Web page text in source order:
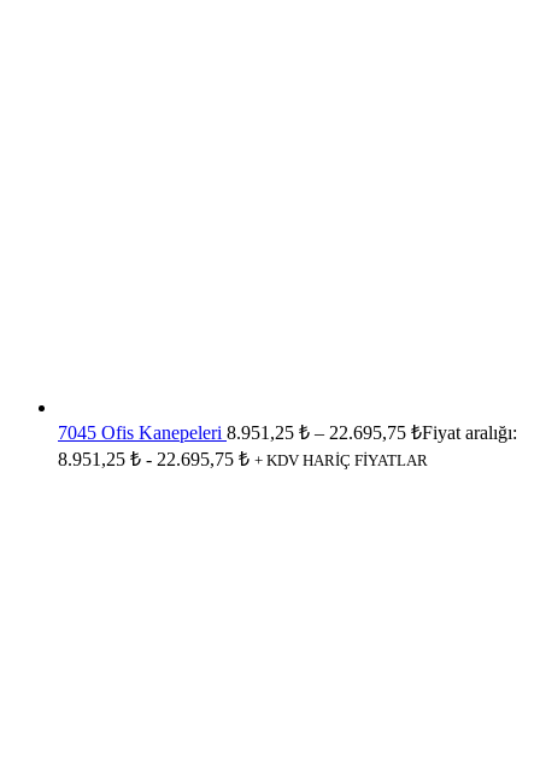
7045 Ofis Kanepeleri 8.951,25 ₺ – 22.695,75 ₺Fiyat aralığı:
8.951,25 ₺ - 22.695,75 ₺ + KDV HARİÇ FİYATLAR